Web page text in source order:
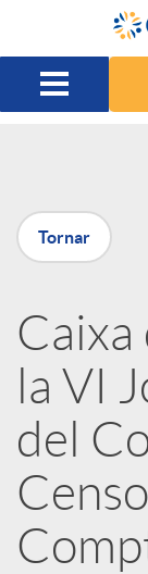
Salta al contingut
P
u
b
l
i
c
Tornar
Caixa
la VI
del